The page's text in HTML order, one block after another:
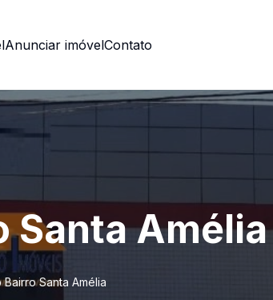
Anunciar imóvelContato
Santa Amélia
Santa Amélia